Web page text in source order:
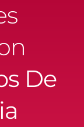
De